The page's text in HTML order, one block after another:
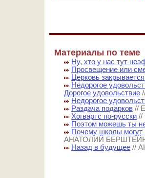
Материалы по теме
Ну, хто у нас тут
Просвещение или
Церковь закрывается
Недорогое
Дорогое удовольствие
Недорогое
Раздача подарков //
Хогвартс по-русски //
Поэтом можешь ты
Почему школы могут
АНАТОЛИЙ
Назад в будущее //